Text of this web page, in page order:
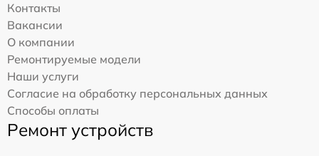
Контакты
Вакансии
О компании
Ремонтируемые модели
Наши услуги
Согласие на обработку персональных данных
Способы оплаты
Ремонт устройств